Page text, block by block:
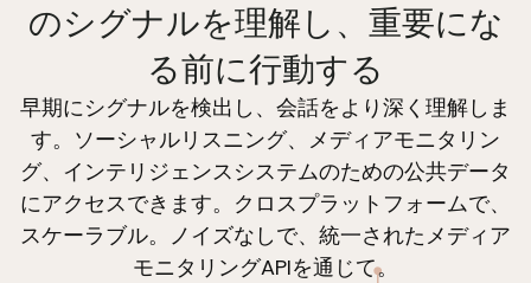
のシグナルを理解し、重要にな
る前に行動する
早期にシグナルを検出し、会話をより深く理解しま
す。ソーシャルリスニング、メディアモニタリン
グ、インテリジェンスシステムのための公共データ
にアクセスできます。クロスプラットフォームで、
スケーラブル。ノイズなしで、統一されたメディア
モニタリングAPIを通じて。